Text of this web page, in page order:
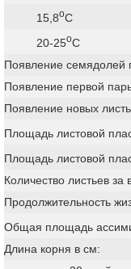
15,8оС
20-25оС
Появление семядолей
Появление первой
Появление новых
Площадь листовой
Площадь листовой
Количество листьев
Продолжительность
Общая площадь
Длина корня в см: